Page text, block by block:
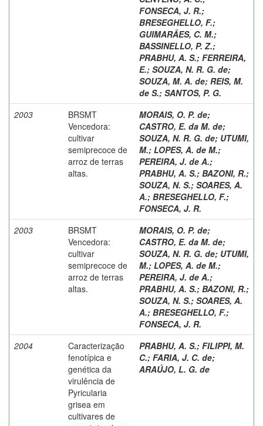
FONSECA, J. R.;
BRESEGHELLO, F.;
GUIMARÃES, C. M.;
BASSINELLO, P. Z.;
PRABHU, A. S.; FERREIRA,
E.; SOUZA, N. R. G. de;
SOUZA, M. A. de; REIS, M.
de S.; SANTOS, P. G.
2003
BRSMT
Vencedora:
cultivar
semiprecoce de
arroz de terras
altas.
MORAIS, O. P. de;
CASTRO, E. da M. de;
SOUZA, N. R. G. de; UTUMI,
M.; LOPES, A. de M.;
PEREIRA, J. de A.;
PRABHU, A. S.; BAZONI, R.;
SOUZA, N. S.; SOARES, A.
A.; BRESEGHELLO, F.;
FONSECA, J. R.
2003
BRSMT
Vencedora:
cultivar
semiprecoce de
arroz de terras
altas.
MORAIS, O. P. de;
CASTRO, E. da M. de;
SOUZA, N. R. G. de; UTUMI,
M.; LOPES, A. de M.;
PEREIRA, J. de A.;
PRABHU, A. S.; BAZONI, R.;
SOUZA, N. S.; SOARES, A.
A.; BRESEGHELLO, F.;
FONSECA, J. R.
2004
Caracterização
fenotípica e
genética da
virulência de
Pyricularia
grisea em
cultivares de
PRABHU, A. S.; FILIPPI, M.
C.; FARIA, J. C. de;
ARAÚJO, L. G. de